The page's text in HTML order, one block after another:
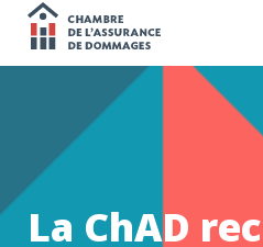
CONTENU
Chambre
l'assurance
de
La ChAD